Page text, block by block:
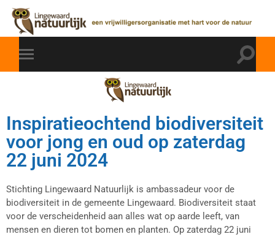
Inspiratieochtend biodiversiteit
voor jong en oud op zaterdag
22 juni 2024
Stichting Lingewaard Natuurlijk is ambassadeur voor de
biodiversiteit in de gemeente Lingewaard. Biodiversiteit staat
voor de verscheidenheid aan alles wat op aarde leeft, van
mensen en dieren tot bomen en planten. Op zaterdag 22 juni